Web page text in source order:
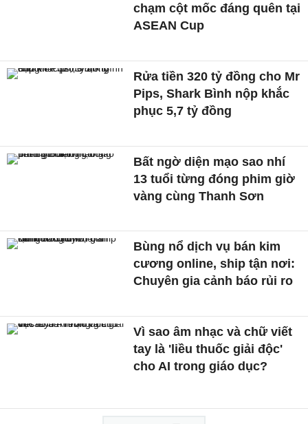
chạm cột mốc đáng quên tại
ASEAN Cup
Rửa tiền 320 tỷ đồng cho Mr
Pips, Shark Bình nộp khắc
phục 5,7 tỷ đồng
Bất ngờ diện mạo sao nhí
13 tuổi từng đóng phim giờ
vàng cùng Thanh Sơn
Bùng nổ dịch vụ bán kim
cương online, ship tận nơi:
Chuyên gia cảnh báo rủi ro
Vì sao âm nhạc và chữ viết
tay là 'liều thuốc giải độc'
cho AI trong giáo dục?